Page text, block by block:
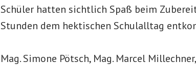
Schüler hatten sichtlich Spaß beim
Stunden dem hektischen Schulalltag
Mag. Simone Pötsch, Mag. Marcel